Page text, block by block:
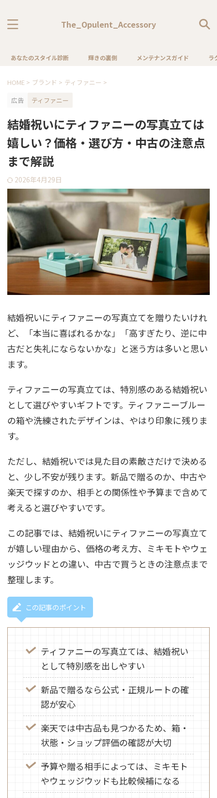
The_Opulent_Accessory
あなたのスタイル診断 輝きの裏側 メンテナンスガイド ラ
HOME > ブランド > ティファニー >
広告
ティファニー
結婚祝いにティファニーの写真立ては
嬉しい？価格・選び方・中古の注意点
まで解説
2026年4月29日
結婚祝いにティファニーの写真立てを贈りたいけれ
ど、「本当に喜ばれるかな」「高すぎたり、逆に中
古だと失礼にならないかな」と迷う方は多いと思い
ます。
ティファニーの写真立ては、特別感のある結婚祝い
として選びやすいギフトです。ティファニーブルー
の箱や洗練されたデザインは、やはり印象に残りま
す。
ただし、結婚祝いでは見た目の素敵さだけで決める
と、少し不安が残ります。新品で贈るのか、中古や
楽天で探すのか、相手との関係性や予算まで含めて
考えると選びやすいです。
この記事では、結婚祝いにティファニーの写真立て
が嬉しい理由から、価格の考え方、ミキモトやウェ
ッジウッドとの違い、中古で買うときの注意点まで
整理します。
この記事のポイント
ティファニーの写真立ては、結婚祝い
として特別感を出しやすい
新品で贈るなら公式・正規ルートの確
認が安心
楽天では中古品も見つかるため、箱・
状態・ショップ評価の確認が大切
予算や贈る相手によっては、ミキモト
やウェッジウッドも比較候補になる